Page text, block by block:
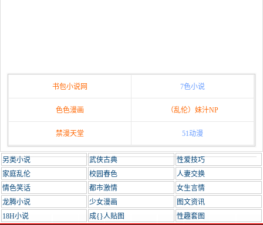
书包小说网 7色小说
色色漫画 （乱伦）妹汁NP
禁漫天堂 51动漫
另类小说 武侠古典
性爱技巧
家庭乱伦
校园春色
人妻交换
情色笑话
都市激情
女生言情
龙腾小说
少女漫画
图文资讯
18H小说
成{}人贴图 性趣套图